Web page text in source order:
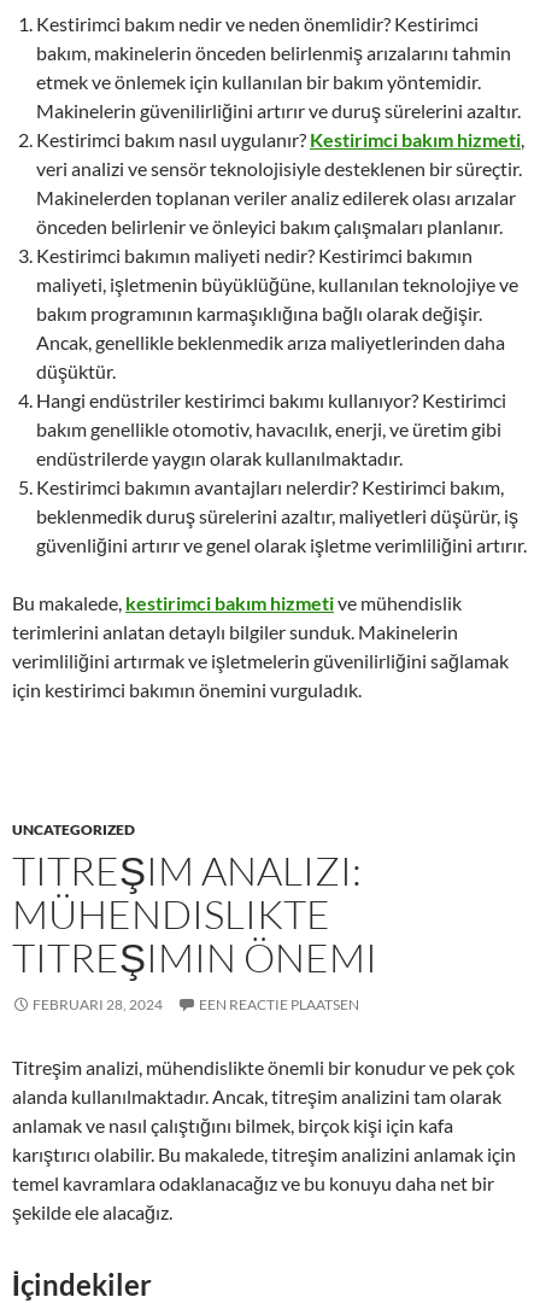
Kestirimci bakım nedir ve neden önemlidir? Kestirimci
bakım, makinelerin önceden belirlenmiş arızalarını tahmin
etmek ve önlemek için kullanılan bir bakım yöntemidir.
Makinelerin güvenilirliğini artırır ve duruş sürelerini azaltır.
Kestirimci bakım nasıl uygulanır? Kestirimci bakım hizmeti,
veri analizi ve sensör teknolojisiyle desteklenen bir süreçtir.
Makinelerden toplanan veriler analiz edilerek olası arızalar
önceden belirlenir ve önleyici bakım çalışmaları planlanır.
Kestirimci bakımın maliyeti nedir? Kestirimci bakımın
maliyeti, işletmenin büyüklüğüne, kullanılan teknolojiye ve
bakım programının karmaşıklığına bağlı olarak değişir.
Ancak, genellikle beklenmedik arıza maliyetlerinden daha
düşüktür.
Hangi endüstriler kestirimci bakımı kullanıyor? Kestirimci
bakım genellikle otomotiv, havacılık, enerji, ve üretim gibi
endüstrilerde yaygın olarak kullanılmaktadır.
Kestirimci bakımın avantajları nelerdir? Kestirimci bakım,
beklenmedik duruş sürelerini azaltır, maliyetleri düşürür, iş
güvenliğini artırır ve genel olarak işletme verimliliğini artırır.
Bu makalede, kestirimci bakım hizmetive mühendislik
terimlerini anlatan detaylı bilgiler sunduk. Makinelerin
verimliliğini artırmak ve işletmelerin güvenilirliğini sağlamak
için kestirimci bakımın önemini vurguladık.
UNCATEGORIZED
TITREŞIM ANALIZI:
MÜHENDISLIKTE
TITREŞIMIN ÖNEMI
FEBRUARI 28, 2024 EEN REACTIE PLAATSEN
Titreşim analizi, mühendislikte önemli bir konudur ve pek çok
alanda kullanılmaktadır. Ancak, titreşim analizini tam olarak
anlamak ve nasıl çalıştığını bilmek, birçok kişi için kafa
karıştırıcı olabilir. Bu makalede, titreşim analizini anlamak için
temel kavramlara odaklanacağız ve bu konuyu daha net bir
şekilde ele alacağız.
İçindekiler